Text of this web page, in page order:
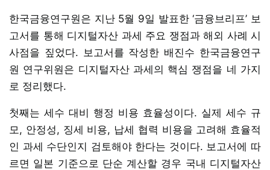
한국금융연구원은 지난 5월 9일 발표한 ‘금융브리프’ 보
고서를 통해 디지털자산 과세 주요 쟁점과 해외 사례 시
사점을 짚었다. 보고서를 작성한 배진수 한국금융연구
원 연구위원은 디지털자산 과세의 핵심 쟁점을 네 가지
로 정리했다.
첫째는 세수 대비 행정 비용 효율성이다. 실제 세수 규
모, 안정성, 징세 비용, 납세 협력 비용을 고려해 효율적
인 과세 수단인지 검토해야 한다는 것이다. 보고서에 따
르면 일본 기준으로 단순 계산할 경우 국내 디지털자산